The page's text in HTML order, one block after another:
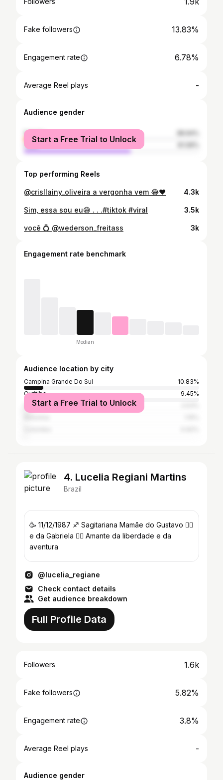
Fake followers 13.83%
Engagement rate 6.78%
Average Reel plays -
Audience gender
female
male
Start a Free Trial to Unlock
Top performing Reels
@crisllainy_oliveira a vergonha vem 😂❤️ 4.3k
Sim, essa sou eu😅 . . .#tiktok #viral 3.5k
você 💍 @wederson_freitass 3k
Engagement rate benchmark
Median
Audience location by city
Campina Grande Do Sul
10.83%
Curitiba
9.45%
São Paulo
Start a Free Trial to Unlock
4. Lucelia Regiani Martins
Brazil
🥳 11/12/1987 ♐ Sagitariana Mamãe do Gustavo 🙋‍♂️
e da Gabriela 💁‍♀️ Amante da liberdade e da
aventura
@lucelia_regiane
Check contact details
Get audience breakdown
Full Profile Data
Followers 1.6k
Fake followers 5.82%
Engagement rate 3.8%
Average Reel plays -
Audience gender